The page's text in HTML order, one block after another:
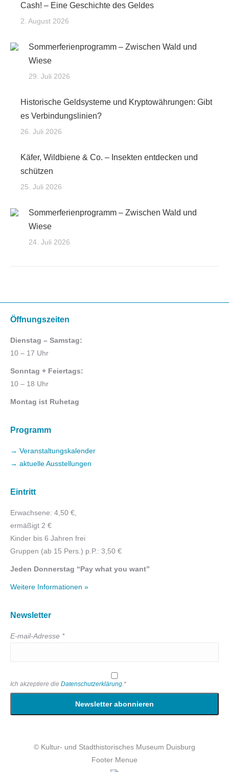
Cash! – Eine Geschichte des Geldes
2. August 2026
Sommerferienprogramm – Zwischen Wald und
Wiese
29. Juli 2026
Historische Geldsysteme und Kryptowährungen: Gibt
es Verbindungslinien?
26. Juli 2026
Käfer, Wildbiene & Co. – Insekten entdecken und
schützen
25. Juli 2026
Sommerferienprogramm – Zwischen Wald und
Wiese
24. Juli 2026
Öffnungszeiten
Dienstag – Samstag:
10 – 17 Uhr
Sonntag + Feiertags:
10 – 18 Uhr
Montag ist Ruhetag
Programm
→ Veranstaltungskalender
→ aktuelle Ausstellungen
Eintritt
Erwachsene: 4,50 €,
ermäßigt 2 €
Kinder bis 6 Jahren frei
Gruppen (ab 15 Pers.) p.P.: 3,50 €
Jeden Donnerstag “Pay what you want”
Weitere Informationen »
Newsletter
E-mail-Adresse *
Ich akzeptiere die Datenschutzerklärung.*
© Kultur- und Stadthistorisches Museum Duisburg
Footer Menue